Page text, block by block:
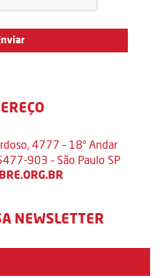
4777 – 18º Andar
903 – São Paulo SP
NEWSLETTER